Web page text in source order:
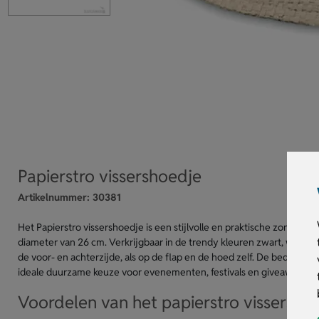
Papierstro vissershoedje
Artikelnummer: 30381
Het Papierstro vissershoedje is een stijlvolle en praktische
diameter van 26 cm. Verkrijgbaar in de trendy kleuren zwart, wit
de voor- en achterzijde, als op de flap en de hoed zelf. De
ideale duurzame keuze voor evenementen, festivals en
Voordelen van het papierstro